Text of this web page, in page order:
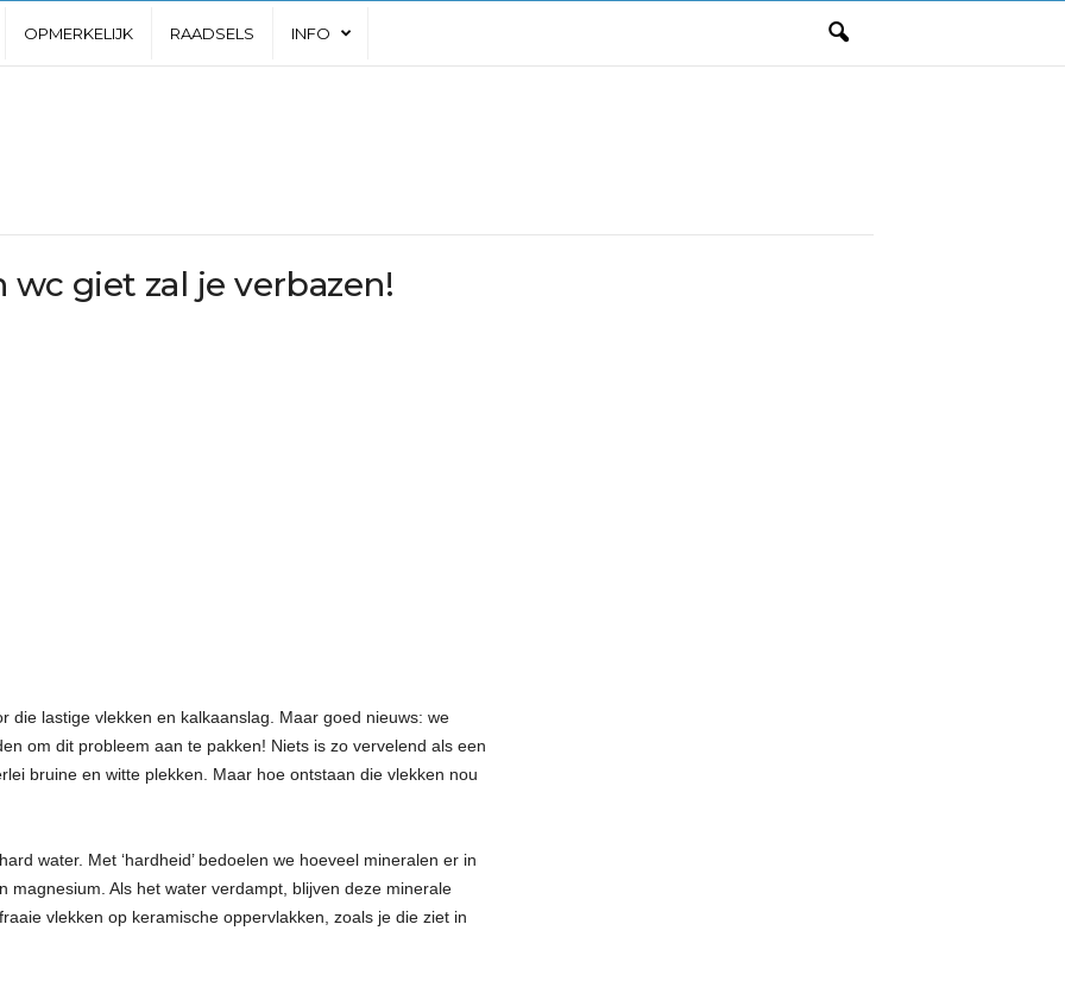
OPMERKELIJK RAADSELS INFO
giet zal je verbazen!
die lastige vlekken en kalkaanslag. Maar goed nieuws: we
om dit probleem aan te pakken! Niets is zo vervelend als een
bruine en witte plekken. Maar hoe ontstaan die vlekken nou
water. Met ‘hardheid’ bedoelen we hoeveel mineralen er in
magnesium. Als het water verdampt, blijven deze minerale
vlekken op keramische oppervlakken, zoals je die ziet in